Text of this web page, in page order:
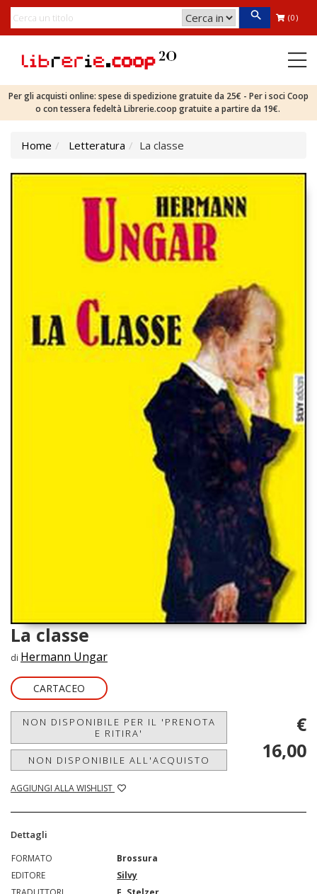
(0)
Per gli acquisti online: spese di spedizione gratuite da 25€ - Per i soci Coop
o con tessera fedeltà Librerie.coop gratuite a partire da 19€.
Home Letteratura La classe
La classe
di Hermann Ungar
CARTACEO
NON DISPONIBILE PER IL 'PRENOTA
E RITIRA'
NON DISPONIBILE ALL'ACQUISTO
AGGIUNGI ALLA WISHLIST
€
16,00
Dettagli
FORMATO
Brossura
EDITORE
Silvy